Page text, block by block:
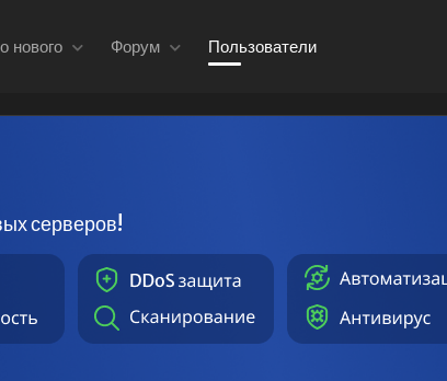
нового Форум Пользователи
серверов!